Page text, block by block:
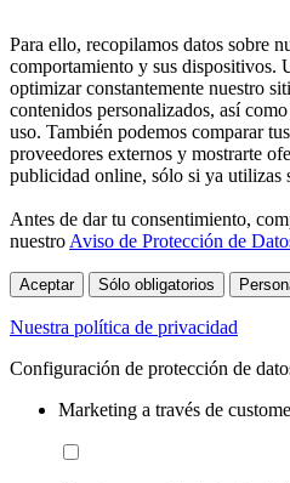
Para ello, recopilamos datos sobre
comportamiento y sus dispositivos.
optimizar constantemente nuestro
contenidos personalizados, así
uso. También podemos comparar
proveedores externos y mostrarte
publicidad online, sólo si ya utilizas
Antes de dar tu consentimiento,
nuestro Aviso de Protección de
Aceptar Sólo obligatorios
Nuestra política de privacidad
Configuración de protección de
Marketing a través de